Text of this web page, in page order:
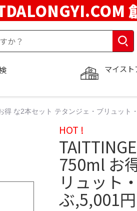
マイスト
な2本セット テタンジェ・ブリュット
HOT !
750ml お
リュット
ぶ,5,001円